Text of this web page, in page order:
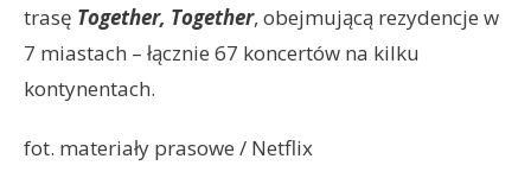
trasę Together, Together, obejmującą rezydencje w
7 miastach – łącznie 67 koncertów na kilku
kontynentach.
fot. materiały prasowe / Netflix